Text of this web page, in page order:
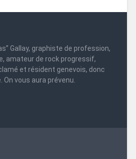
Gallay, graphiste de profession,
amateur de rock progressif,
et résident genevois, donc
On vous aura prévenu.